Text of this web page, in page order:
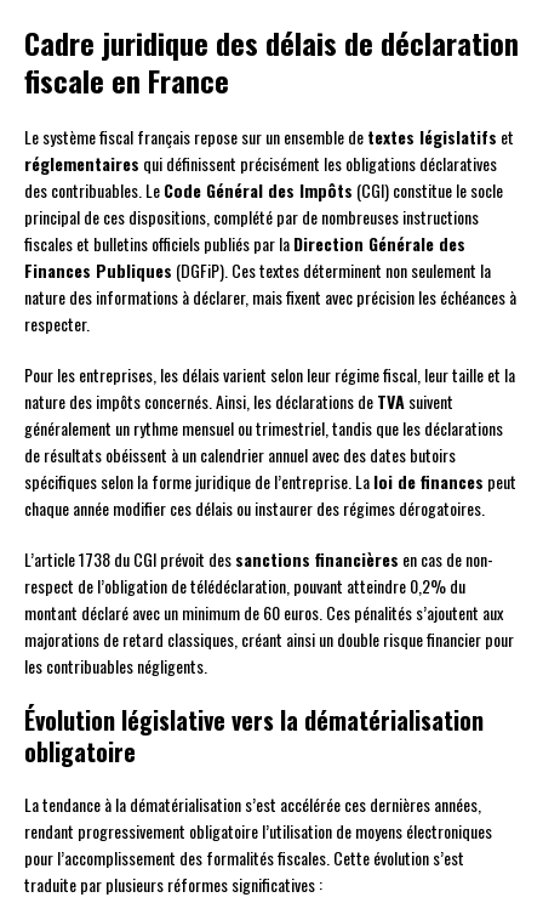
Cadre juridique des délais de déclaration
fiscale en France
Le système fiscal français repose sur un ensemble detextes législatifs et
réglementaires qui définissent précisément les obligations déclaratives
des contribuables. LeCode Général des Impôts (CGI) constitue le socle
principal de ces dispositions, complété par de nombreuses instructions
fiscales et bulletins officiels publiés par laDirection Générale des
Finances Publiques (DGFiP). Ces textes déterminent non seulement la
nature des informations à déclarer, mais fixent avec précision les échéances à
respecter.
Pour les entreprises, les délais varient selon leur régime fiscal, leur taille et la
nature des impôts concernés. Ainsi, les déclarations deTVAsuivent
généralement un rythme mensuel ou trimestriel, tandis que les déclarations
de résultats obéissent à un calendrier annuel avec des dates butoirs
spécifiques selon la forme juridique de l’entreprise. Laloi de finances peut
chaque année modifier ces délais ou instaurer des régimes dérogatoires.
L’article 1738 du CGI prévoit dessanctions financières en cas de non-
respect de l’obligation de télédéclaration, pouvant atteindre 0,2% du
montant déclaré avec un minimum de 60 euros. Ces pénalités s’ajoutent aux
majorations de retard classiques, créant ainsi un double risque financier pour
les contribuables négligents.
Évolution législative vers la dématérialisation
obligatoire
La tendance à la dématérialisation s’est accélérée ces dernières années,
rendant progressivement obligatoire l’utilisation de moyens électroniques
pour l’accomplissement des formalités fiscales. Cette évolution s’est
traduite par plusieurs réformes significatives :